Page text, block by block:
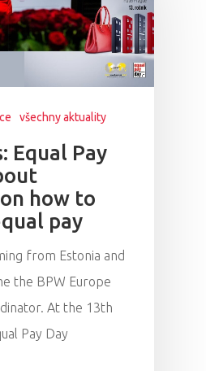
všechny aktuality
Equal Pay
how to
pay
from Estonia and
the BPW Europe
At the 13th
Pay Day